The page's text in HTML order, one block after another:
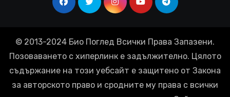
© 2013-2024 Био Поглед Всички Права Запазени.
Позоваването с хиперлинк е задължително. Цялото
съдържание на този уебсайт е защитено от Закона
за авторското право и сродните му права с всички